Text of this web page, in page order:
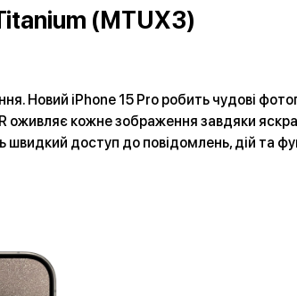
(MTUX3)
Новий iPhone 15 Pro робить чудові
оживляє кожне зображення завдяки
швидкий доступ до повідомлень, дій та